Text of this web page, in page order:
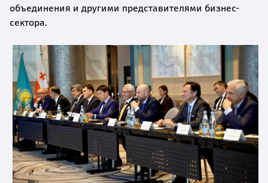
объединения и другими представителями бизнес-
сектора.